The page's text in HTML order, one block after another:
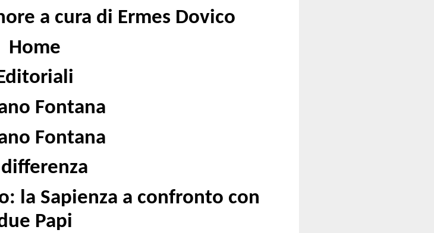
a cura di Ermes Dovico
Home
Fontana
Fontana
la Sapienza a confronto con
Papi